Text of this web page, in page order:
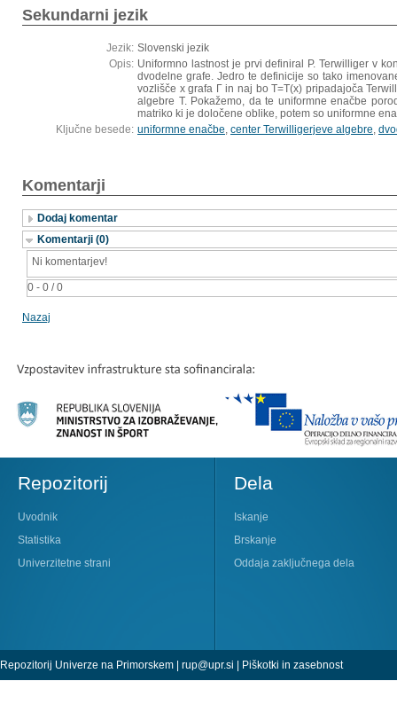
Sekundarni jezik
Jezik: Slovenski jezik
Opis: Uniformno lastnost je prvi definiral P. Terwilliger v
dvodelne grafe. Jedro te definicije so tako
vozlišče x grafa Γ in naj bo T=T(x) pripadajoča
algebre T. Pokažemo, da te uniformne enačbe
matriko ki je določene oblike, potem so uniformne
Ključne besede: uniformne enačbe, center Terwilligerjeve algebre,
Komentarji
Dodaj komentar
Komentarji (0)
0 - 0 / 0
Ni komentarjev!
Nazaj
Repozitorij
Uvodnik
Statistika
Univerzitetne strani
Dela
Iskanje
Brskanje
Oddaja zaključnega dela
Repozitorij Univerze na Primorskem | rup@upr.si | Piškotki in zasebnost